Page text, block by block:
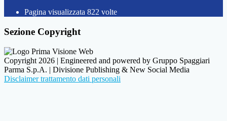
Pagina visualizzata 822 volte
Sezione Copyright
Copyright 2026 | Engineered and powered by Gruppo Spaggiari
Parma S.p.A. | Divisione Publishing & New Social Media
Disclaimer trattamento dati personali